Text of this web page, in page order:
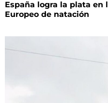
España logra la plata en
Europeo de natación